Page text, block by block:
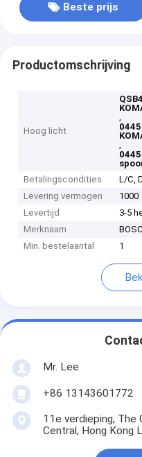
Beste prijs
Productomschrijving
Hoog licht
,
,
Betalingscondities
L/C,
Levering vermogen
1000
Levertijd
3-5
Merknaam
Min. bestelaantal
1
Mr. Lee
+86 13143601772
11e verdieping, The
Central, Hong Kong